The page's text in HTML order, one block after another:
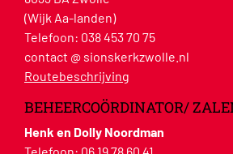
(Wijk Aa-landen)
Telefoon: 038 453 70 75
contact @ sionskerkzwolle.nl
Routebeschrijving
BEHEERCOÖRDINATOR/
Henk en Dolly Noordman